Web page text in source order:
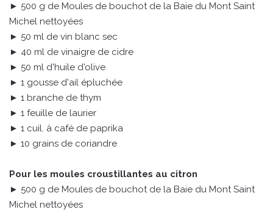
► 500 g de Moules de bouchot de la Baie du Mont Saint
Michel nettoyées
► 50 ml de vin blanc sec
► 40 ml de vinaigre de cidre
► 50 ml d'huile d'olive
► 1 gousse d'ail épluchée
► 1 branche de thym
► 1 feuille de laurier
► 1 cuil. à café de paprika
► 10 grains de coriandre
Pour les moules croustillantes au citron
► 500 g de Moules de bouchot de la Baie du Mont Saint
Michel nettoyées